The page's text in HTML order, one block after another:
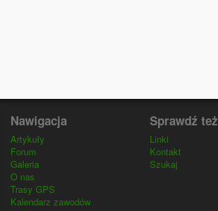
Nawigacja
Artykuły
Forum
Galeria
O nas
Trasy GPS
Kalendarz zawodów
Sprawdź też
Linki
Kontakt
Szukaj